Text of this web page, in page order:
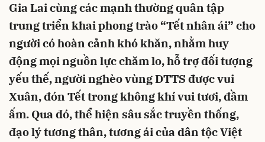
Gia Lai cùng các mạnh thường quân tập
trung triển khai phong trào “Tết nhân ái” cho
người có hoàn cảnh khó khăn, nhằm huy
động mọi nguồn lực chăm lo, hỗ trợ đối tượng
yếu thế, người nghèo vùng DTTS được vui
Xuân, đón Tết trong không khí vui tươi, đầm
ấm. Qua đó, thể hiện sâu sắc truyền thống,
đạo lý tương thân, tương ái của dân tộc Việt